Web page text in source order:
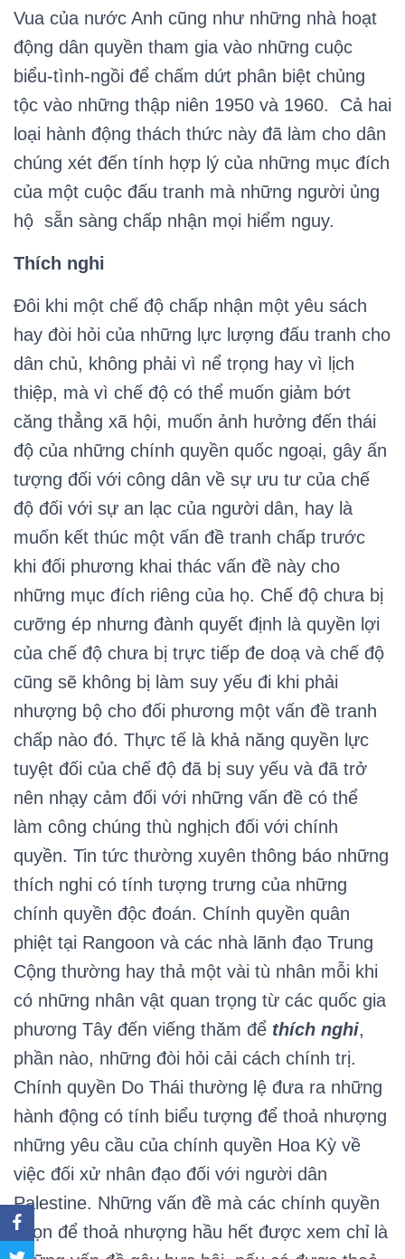
Vua của nước Anh cũng như những nhà hoạt
động dân quyền tham gia vào những cuộc
biểu-tình-ngồi để chấm dứt phân biệt chủng
tộc vào những thập niên 1950 và 1960. Cả hai
loại hành động thách thức này đã làm cho dân
chúng xét đến tính hợp lý của những mục đích
của một cuộc đấu tranh mà những người ủng
hộ sẵn sàng chấp nhận mọi hiểm nguy.
Thích nghi
Đôi khi một chế độ chấp nhận một yêu sách
hay đòi hỏi của những lực lượng đấu tranh cho
dân chủ, không phải vì nể trọng hay vì lịch
thiệp, mà vì chế độ có thể muốn giảm bớt
căng thẳng xã hội, muốn ảnh hưởng đến thái
độ của những chính quyền quốc ngoại, gây ấn
tượng đối với công dân về sự ưu tư của chế
độ đối với sự an lạc của người dân, hay là
muốn kết thúc một vấn đề tranh chấp trước
khi đối phương khai thác vấn đề này cho
những mục đích riêng của họ. Chế độ chưa bị
cưỡng ép nhưng đành quyết định là quyền lợi
của chế độ chưa bị trực tiếp đe doạ và chế độ
cũng sẽ không bị làm suy yếu đi khi phải
nhượng bộ cho đối phương một vấn đề tranh
chấp nào đó. Thực tế là khả năng quyền lực
tuyệt đối của chế độ đã bị suy yếu và đã trở
nên nhạy cảm đối với những vấn đề có thể
làm công chúng thù nghịch đối với chính
quyền. Tin tức thường xuyên thông báo những
thích nghi có tính tượng trưng của những
chính quyền độc đoán. Chính quyền quân
phiệt tại Rangoon và các nhà lãnh đạo Trung
Cộng thường hay thả một vài tù nhân mỗi khi
có những nhân vật quan trọng từ các quốc gia
phương Tây đến viếng thăm để thích nghi,
phần nào, những đòi hỏi cải cách chính trị.
Chính quyền Do Thái thường lệ đưa ra những
hành động có tính biểu tượng để thoả nhượng
những yêu cầu của chính quyền Hoa Kỳ về
việc đối xử nhân đạo đối với người dân
Palestine. Những vấn đề mà các chính quyền
chọn để thoả nhượng hầu hết được xem chỉ là